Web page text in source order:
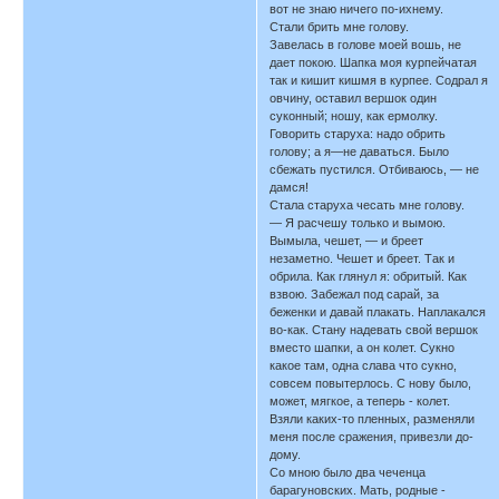
вот не знаю ничего по-ихнему.
Стали брить мне голову.
Завелась в голове моей вошь, не
дает покою. Шапка моя курпейчатая
так и кишит кишмя в курпее. Содрал я
овчину, оставил вершок один
суконный; ношу, как ермолку.
Говорить старуха: надо обрить
голову; а я—не даваться. Было
сбежать пустился. Отбиваюсь, — не
дамся!
Стала старуха чесать мне голову.
— Я расчешу только и вымою.
Вымыла, чешет, — и бреет
незаметно. Чешет и бреет. Так и
обрила. Как глянул я: обритый. Как
взвою. Забежал под сарай, за
беженки и давай плакать. Наплакался
во-как. Стану надевать свой вершок
вместо шапки, а он колет. Сукно
какое там, одна слава что сукно,
совсем повытерлось. С нову было,
может, мягкое, а теперь - колет.
Взяли каких-то пленных, разменяли
меня после сражения, привезли до-
дому.
Со мною было два чеченца
барагуновских. Мать, родные -